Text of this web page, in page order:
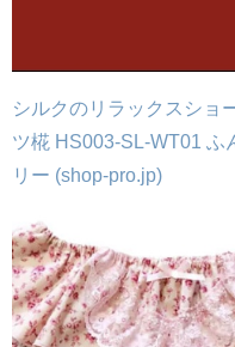
シルクのリラックスショ
ツ椛 HS003-SL-WT01 ふ
リー (shop-pro.jp)